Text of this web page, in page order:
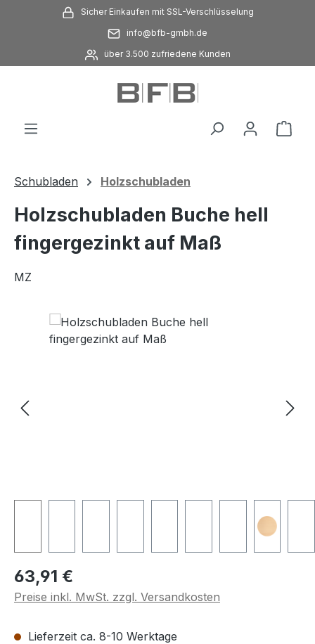
Zum Hauptinhalt springenSicher Einkaufen mit SSL-Verschlüsselung
info@bfb-gmbh.de
über 3.500 zufriedene Kunden
Schubladen Holzschubladen
Holzschubladen Buche hell
fingergezinkt auf Maß
MZ
Regulärer Preis:
63,91 €
Preise inkl. MwSt. zzgl. Versandkosten
Lieferzeit ca. 8-10 Werktage